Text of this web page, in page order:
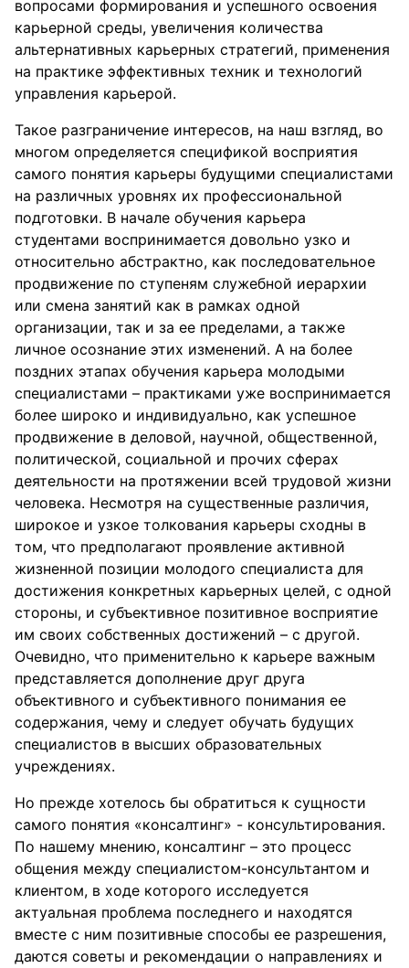
вопросами формирования и успешного освоения
карьерной среды, увеличения количества
альтернативных карьерных стратегий, применения
на практике эффективных техник и технологий
управления карьерой.
Такое разграничение интересов, на наш взгляд, во
многом определяется спецификой восприятия
самого понятия карьеры будущими специалистами
на различных уровнях их профессиональной
подготовки. В начале обучения карьера
студентами воспринимается довольно узко и
относительно абстрактно, как последовательное
продвижение по ступеням служебной иерархии
или смена занятий как в рамках одной
организации, так и за ее пределами, а также
личное осознание этих изменений. А на более
поздних этапах обучения карьера молодыми
специалистами – практиками уже воспринимается
более широко и индивидуально, как успешное
продвижение в деловой, научной, общественной,
политической, социальной и прочих сферах
деятельности на протяжении всей трудовой жизни
человека. Несмотря на существенные различия,
широкое и узкое толкования карьеры сходны в
том, что предполагают проявление активной
жизненной позиции молодого специалиста для
достижения конкретных карьерных целей, с одной
стороны, и субъективное позитивное восприятие
им своих собственных достижений – с другой.
Очевидно, что применительно к карьере важным
представляется дополнение друг друга
объективного и субъективного понимания ее
содержания, чему и следует обучать будущих
специалистов в высших образовательных
учреждениях.
Но прежде хотелось бы обратиться к сущности
самого понятия «консалтинг» - консультирования.
По нашему мнению, консалтинг – это процесс
общения между специалистом-консультантом и
клиентом, в ходе которого исследуется
актуальная проблема последнего и находятся
вместе с ним позитивные способы ее разрешения,
даются советы и рекомендации о направлениях и